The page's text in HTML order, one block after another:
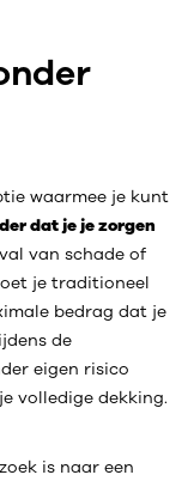
waarmee je kunt
dat je je zorgen
van schade of
je traditioneel
bedrag dat je
de
eigen risico
volledige dekking.
is naar een